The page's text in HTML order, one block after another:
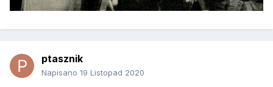
ptasznik
Napisano 19 Listopad 2020